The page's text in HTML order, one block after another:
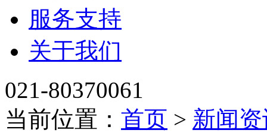
服务支持
关于我们
021-80370061
当前位置： 首页 > 新闻